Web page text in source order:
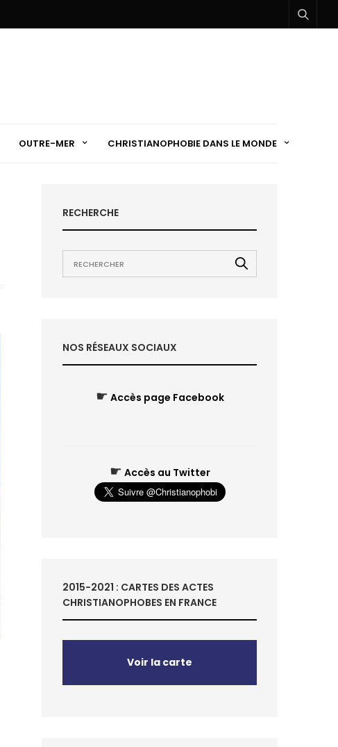
OUTRE-MER CHRISTIANOPHOBIE DANS LE MONDE
RECHERCHE
NOS RÉSEAUX SOCIAUX
☛ Accès page Facebook
☛ Accès au Twitter
2015-2021 : CARTES DES ACTES
CHRISTIANOPHOBES EN FRANCE
Voir la carte